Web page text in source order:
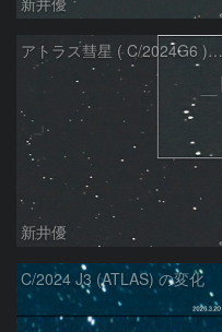
アトラス彗星 ( C/2024G6 )：2026/07/08
新井優
C/2024 J3 (ATLAS) の変化